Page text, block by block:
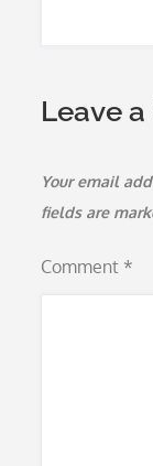
Leave
Your email
fields are
Comment *